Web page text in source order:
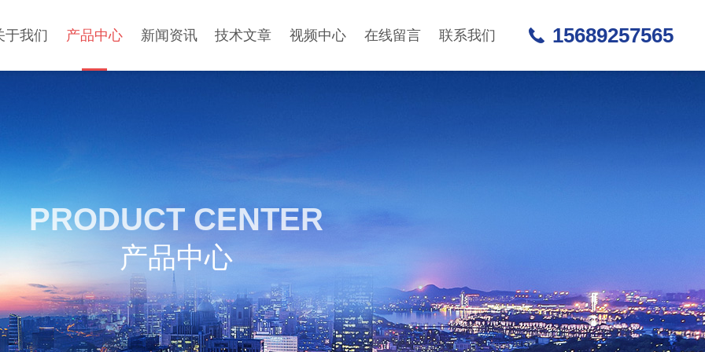
于我们 产品中心 新闻资讯 技术文章 视频中心 在线留言 联系我们 15689257565
PRODUCT CENTER
产品中心